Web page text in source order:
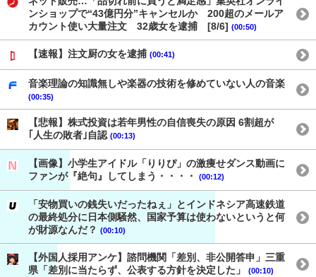
ンショップで“43億円分”キャンセルか 200超のメールア
カウント使い大量注文 32歳女を逮捕 [8/6] (00:50)
【速報】注文厨の女を逮捕 (00:41)
音楽理論の知識無しや楽器の技術を修めていない人の音楽
(00:35)
【悲報】株式投資は若年男性の自信喪失の原因 6割超が
｢人生の敗者｣自認 (00:13)
【画像】小学生アイドル「りりぴ」の激痩せダンス動画に
ファンが『絶句』してしまう・・・・
(00:12)
「安物買いの銭失いだったねぇ」とインドネシア高速鉄道
の最終処分に日本側騒然、国家予算は使わないというと何
が財源なんだ？ (00:10)
【外国人採用アンケ】諮問機関「差別、非公開答申」三重
県「差別に当たらず、公表する方針を決定した」
(00:10)